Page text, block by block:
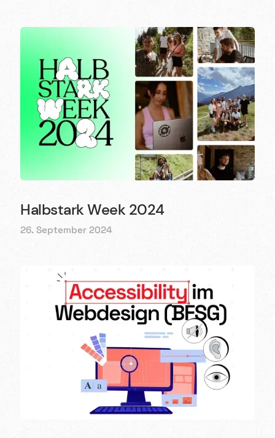
Halbstark Week 2024
26. September 2024